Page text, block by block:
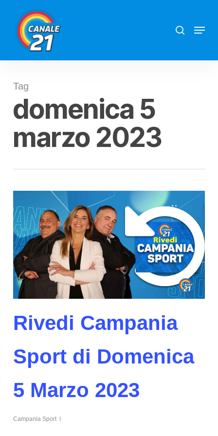
main
content
Menu
Tag
domenica 5
marzo 2023
Rivedi Campania
Sport di Domenica
5 Marzo 2023
Campania Sport